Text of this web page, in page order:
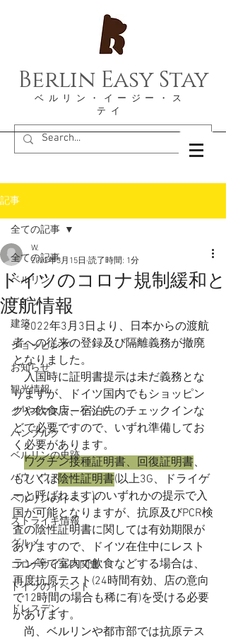
Berlin Easy Stay
​ベルリン・イージー・ス
テイ
記事
全ての記事
ベルリン
ドイツ
建築
ショッピング
お知らせ
観光情報
クリスマスマーケット
ハンブルク
ベルリンの史跡
バウハウス
ベルリンのイベント
ストライキ情報
グルメ
コロナウイルス関連
ドイツのイベント
ドレスデン
全ての記事
ドイツのコロナ規制緩和と
渡航情報
W.
2022年3月15日 読了時間: 1分
2022年3月3日より、日本からの渡航
者への従来の登録及び隔離義務が撤廃
となりました。
入国時に証明書提示は未だ義務とな
りますが、ドイツ国内でもショッピン
グや飲食店、宿泊先のチェックインな
どで必要ですので、いずれ準備してお
く必要があります。
ワクチン接種証明書、回復証明書、
もしくは陰性証明書(以上3G、ドライゲ
ーと呼ばれます)のいずれかの提示で入
国が可能となりますが、抗原及びPCR検
査の陰性証明書に関しては有効期限が
ありますので、ドイツ在住中にレスト
ラン等で室内で飲食などする場合は、
再度抗原テスト(24時間有効、店の意向
で12時間の場合も稀に有)を受ける必要
があります。
尚、ベルリンや都市部では抗原テス